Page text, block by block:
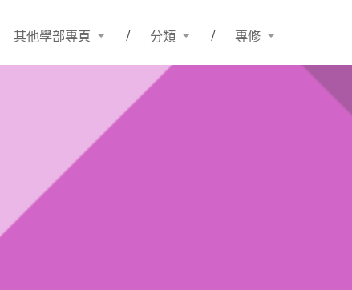
其他學部專頁 分類 專修